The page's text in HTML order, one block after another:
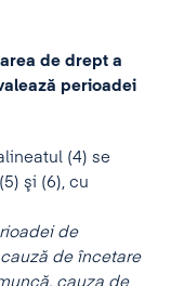
de drept a
perioadei
(4) se
şi (6), cu
de
de încetare
cauza de